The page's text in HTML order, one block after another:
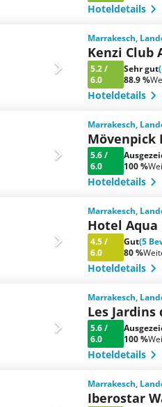
Hoteldetails
Marrakesch,
Kenzi Club
5.2/
6.0
Sehr gut
88.9 %
Hoteldetails
Marrakesch,
Mövenpick
5.6/
6.0
100 %
Hoteldetails
Marrakesch,
Hotel
4.5/
6.0
Gut(5
80 %
Hoteldetails
Marrakesch,
Les
5.6/
6.0
100 %
Hoteldetails
Marrakesch,
Iberostar